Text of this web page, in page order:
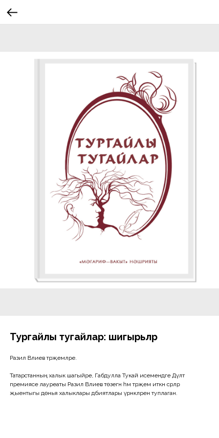
Тургайлы тугайлар: шигырьләр
Разил Вәлиев тәрҗемәләре.
Татарстанның халык шагыйре, Габдулла Тукай исемендәге Дәүләт
премиясе лауреаты Разил Вәлиев төзегән һәм тәрҗемә иткән әсәрләр
җыентыгы дөнья халыклары әдәбиятлары үрнәкләрен туплаган.